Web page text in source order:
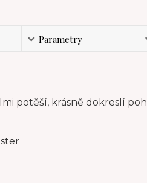
Parametry
potěší, krásně dokreslí